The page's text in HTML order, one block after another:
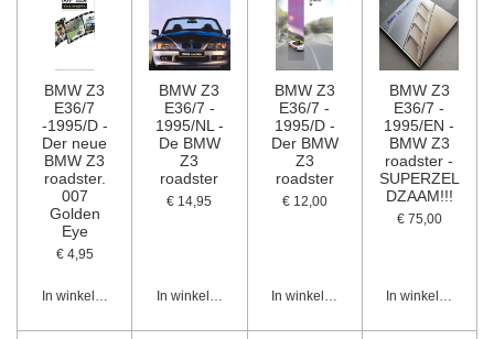
BMW Z3
E36/7
-1995/D -
Der neue
BMW Z3
roadster.
007
Golden
Eye
€ 4,95
In winkelwagen
BMW Z3
E36/7 -
1995/NL -
De BMW
Z3
roadster
€ 14,95
In winkelwagen
BMW Z3
E36/7 -
1995/D -
Der BMW
Z3
roadster
€ 12,00
In winkelwagen
BMW Z3
E36/7 -
1995/EN -
BMW Z3
roadster -
SUPERZEL
DZAAM!!!
€ 75,00
In winkelwagen